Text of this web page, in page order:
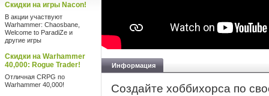
Скидки на игры Nacon!
В акции участвуют
Warhammer: Chaosbane,
Welcome to ParadiZe и
другие игры
Скидки на Warhammer
40,000: Rogue Trader!
Отличная CRPG по
Warhammer 40,000!
Информация
Создайте хоббихорса по